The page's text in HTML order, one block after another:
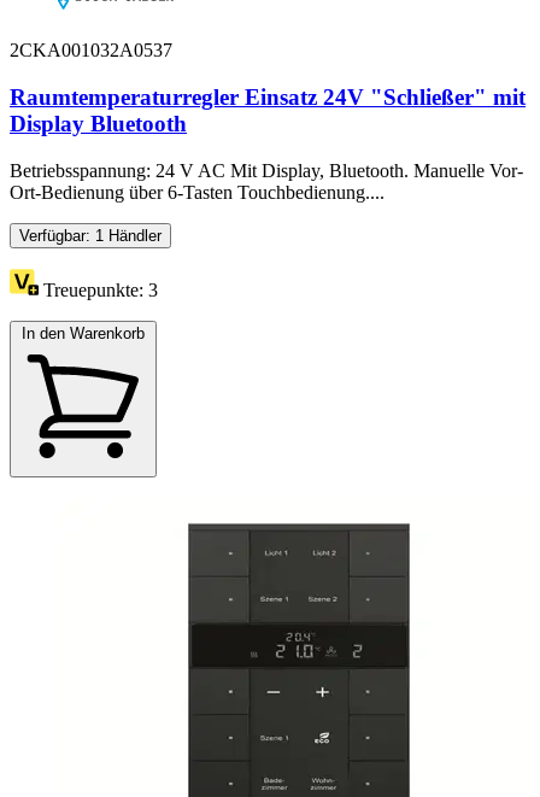
2CKA001032A0537
Raumtemperaturregler Einsatz 24V "Schließer" mit
Display Bluetooth
Betriebsspannung: 24 V AC Mit Display, Bluetooth. Manuelle Vor-
Ort-Bedienung über 6-Tasten Touchbedienung....
Verfügbar: 1 Händler
Treuepunkte: 3
In den Warenkorb